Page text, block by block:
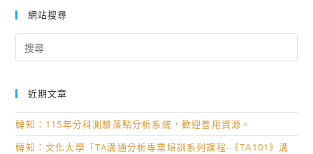
網站搜尋
for:
近期文章
轉知：115年分科測驗落點分析系統，歡迎善用資源。
轉知：文化大學「TA溝通分析專業培訓系列課程-《TA101》溝